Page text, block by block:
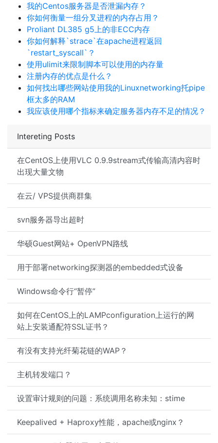
Intereting Posts
在CentOS上使用VLC 0.9.9stream式传输高清内容时
出现大量文物
在云/ VPS提供商群集
svn服务器导出超时
华硕Guest网站+ OpenVPN路线
用于部署networking探测器的embedded式设备
Windows命令行“暂停”
如何在CentOS上的LAMPconfiguration上运行的网
站上安装通配符SSL证书？
有没有支持光纤菊花链的WAP？
主机转发端口？
设置审计规则的问题：系统调用名称未知：stime
Keepalived + Haproxy性能，apache或nginx？
我的Centos服务器是否泄漏内存？
你如何衡量一组分叉进程的内存占用？
Proliant DL385 g5上的非ECC内存
你如何解释`strace`在apache进程返回
`restart_syscall`？
使用ulimit来限制脚本可以使用的内存量
注册内存的优点是什么？
如何找出哪些网站使用我的Linuxnetworking托pipe
框太多的RAM
我应该使用哪个指标来确定服务器内存不足的情况？